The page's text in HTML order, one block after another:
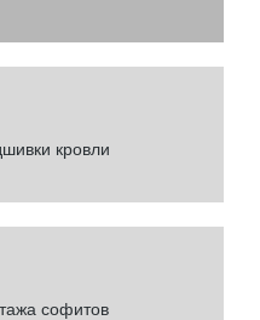
кровли
софитов